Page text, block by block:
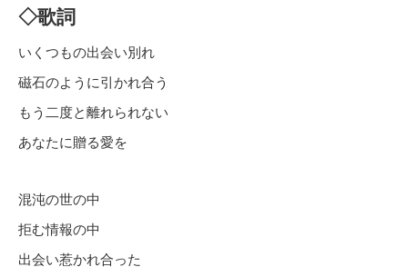
◇歌詞
いくつもの出会い別れ
磁石のように引かれ合う
もう二度と離れられない
あなたに贈る愛を
混沌の世の中
拒む情報の中
出会い惹かれ合った